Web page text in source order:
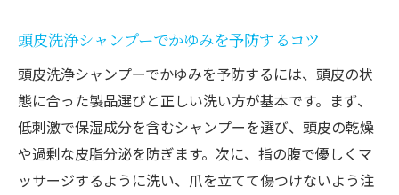
頭皮洗浄シャンプーでかゆみを予防するコツ
頭皮洗浄シャンプーでかゆみを予防するには、頭皮の状
態に合った製品選びと正しい洗い方が基本です。まず、
低刺激で保湿成分を含むシャンプーを選び、頭皮の乾燥
や過剰な皮脂分泌を防ぎます。次に、指の腹で優しくマ
ッサージするように洗い、爪を立てて傷つけないよう注